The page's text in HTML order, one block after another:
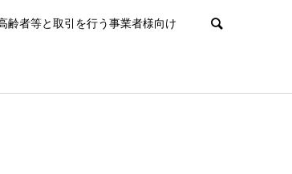
齢者等と取引を行う事業者様向け